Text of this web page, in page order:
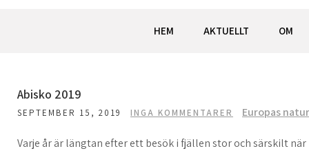
HEM AKTUELLT OM
Abisko 2019
SEPTEMBER 15, 2019 INGA KOMMENTARER Europas natur
Varje år är längtan efter ett besök i fjällen stor och särskilt